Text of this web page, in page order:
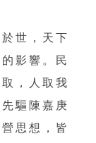
世，天下
影響。民
，人取我
驅陳嘉庚
思想，皆